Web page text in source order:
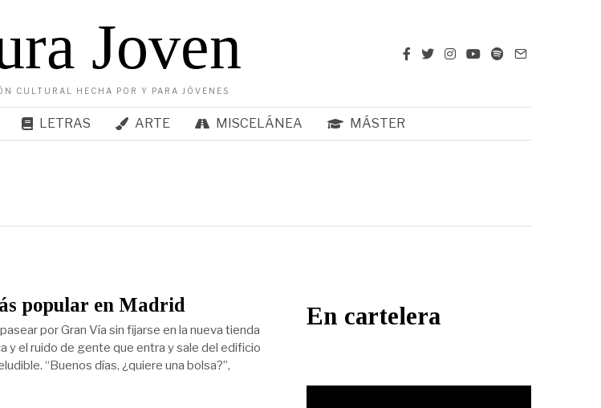
Joven
CULTURAL HECHA POR Y PARA JÓVENES
LETRAS ARTE MISCELÁNEA MÁSTER
popular en Madrid
por Gran Vía sin fijarse en la nueva tienda
y el ruido de gente que entra y sale del edificio
“Buenos días, ¿quiere una bolsa?”,
En cartelera